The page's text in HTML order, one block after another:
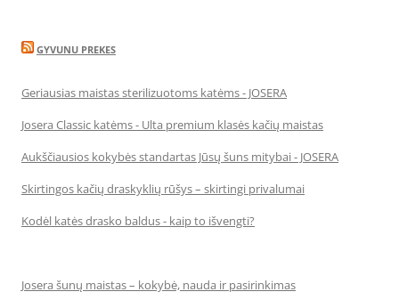
GYVUNU PREKES
Geriausias maistas sterilizuotoms katėms - JOSERA
Josera Classic katėms - Ulta premium klasės kačių maistas
Aukščiausios kokybės standartas Jūsų šuns mitybai - JOSERA
Skirtingos kačių draskyklių rūšys – skirtingi privalumai
Kodėl katės drasko baldus - kaip to išvengti?
Josera šunų maistas – kokybė, nauda ir pasirinkimas